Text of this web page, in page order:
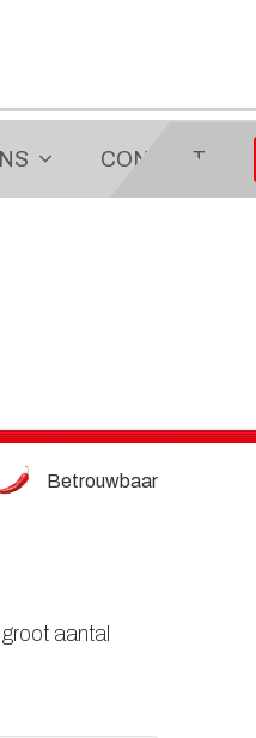
CONTACT
Betrouwbaar
aantal